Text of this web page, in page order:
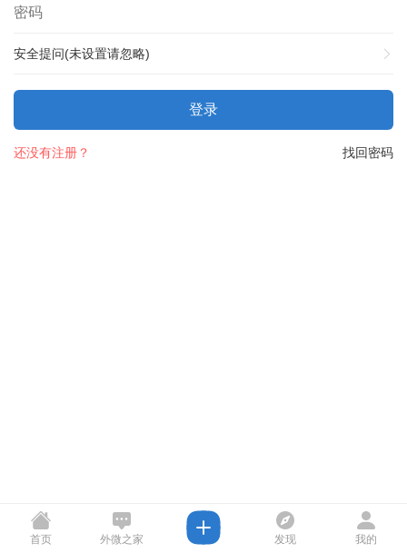
安全提问(未设置请忽略)
登录
找回密码
还没有注册？
首页 外微之家 发现 我的